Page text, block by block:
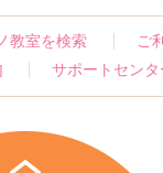
教室を検索
ご
サポートセンタ